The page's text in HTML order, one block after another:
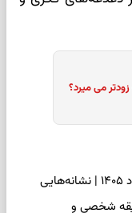
می میرد؟
فال اسم امروز جمعه ۱۶ مرداد ۱۴۰۵ | نشانه‌هایی
شخصی و